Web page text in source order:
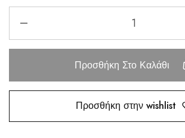
Προσθήκη Στο Καλάθι
Προσθήκη στην wishlist